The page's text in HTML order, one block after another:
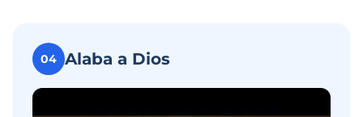
04 Alaba a Dios